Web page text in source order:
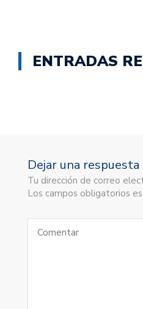
ENTRADAS
Dejar una respuesta
Tu dirección de correo
Los campos obligatorios